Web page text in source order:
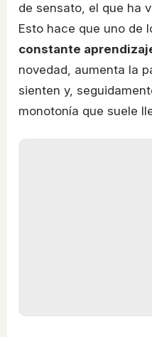
de sensato, el que ha
Esto hace que uno de
constante
novedad, aumenta la
sienten y,
monotonía que suele